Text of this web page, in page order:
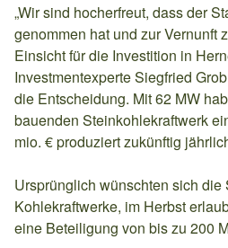
„Wir sind hocherfreut, dass der
genommen hat und zur Vernunft
Einsicht für die Investition in
Investmentexperte Siegfried
die Entscheidung. Mit 62 MW
bauenden Steinkohlekraftwerk
mio. € produziert zukünftig
Ursprünglich wünschten sich
Kohlekraftwerke, im Herbst
eine Beteiligung von bis zu 200